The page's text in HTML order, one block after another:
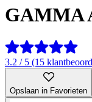
GAMMA
3.2 / 5 (15
Opslaan in Favorieten